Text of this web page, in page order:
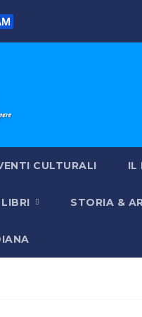
CULTURALI IL
STORIA &